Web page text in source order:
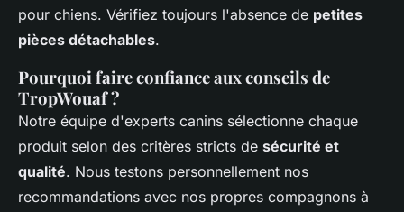
pour chiens. Vérifiez toujours l'absence de petites
pièces détachables.
Pourquoi faire confiance aux conseils de
TropWouaf ?
Notre équipe d'experts canins sélectionne chaque
produit selon des critères stricts de sécurité et
qualité. Nous testons personnellement nos
recommandations avec nos propres compagnons à